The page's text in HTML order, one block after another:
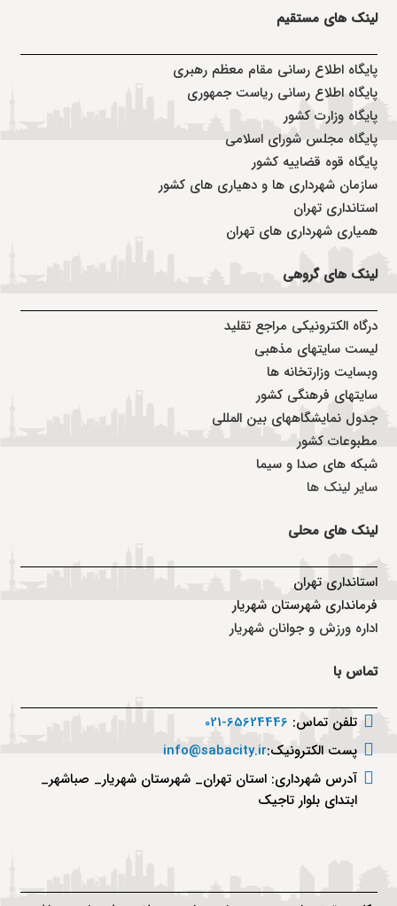
لینک های مستقیم
پایگاه اطلاع رسانی مقام معظم رهبری
پایگاه اطلاع رسانی ریاست جمهوری
پایگاه وزارت کشور
پایگاه مجلس شورای اسلامی
پایگاه قوه قضاییه کشور
سازمان شهرداری ها و دهیاری های کشور
استانداری تهران
همیاری شهرداری های تهران
لینک های گروهی
درگاه الکترونیکی مراجع تقلید
لیست سایتهای مذهبی
وبسایت وزارتخانه ها
سایتهای فرهنگی کشور
جدول نمایشگاههای بین المللی
مطبوعات کشور
شبکه های صدا و سیما
سایر لینک ها
لینک های محلی
استانداری تهران
فرمانداری شهرستان شهریار
اداره ورزش و جوانان شهریار
تماس با
تلفن تماس: 65624446-021
پست الکترونیک:info@sabacity.ir
آدرس شهرداری: استان تهران_ شهرستان شهریار_ صباشهر_
ابتدای بلوار تاجیک